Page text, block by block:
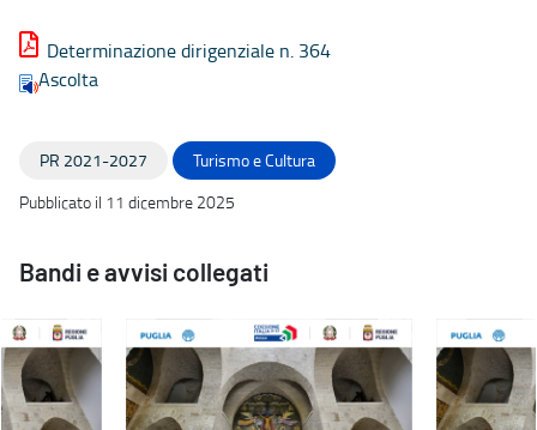
Determinazione dirigenziale n. 364
Ascolta
PR 2021-2027
Turismo e Cultura
Pubblicato il 11 dicembre 2025
Bandi e avvisi collegati